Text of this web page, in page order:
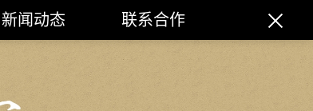
新闻动态 联系合作